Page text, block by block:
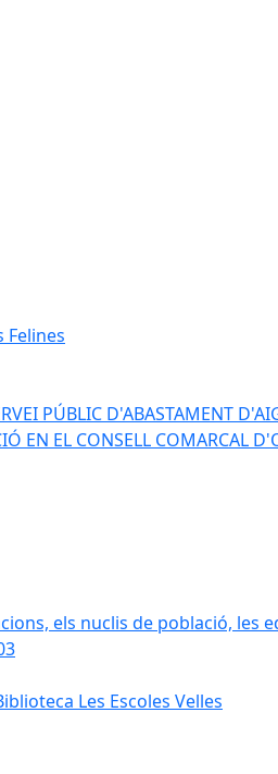
Felines
PÚBLIC D'ABASTAMENT
EN EL CONSELL COMARCAL
els nuclis de població, les
Les Escoles Velles